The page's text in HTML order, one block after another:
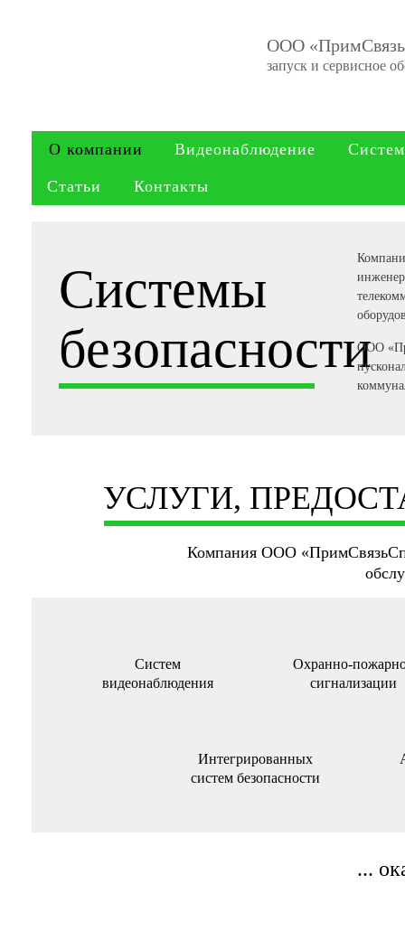
ООО
запуск и сервисное
О компании Видеонаблюдение
Статьи Контакты
Системы
безопасности
ООО
УСЛУГИ,
Компания OOO
Систем
видеонаблюдения
Охранно-
сигнализации
Интегрированных
систем безопасности
...